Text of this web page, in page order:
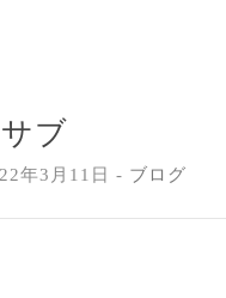
ブ
年3月11日 - ブログ